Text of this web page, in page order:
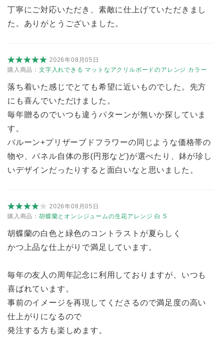
丁寧にご対応いただき、素敵に仕上げていただきまし
た。ありがとうございました。
2026年08月05日
購入商品： 文字入れできる マットなアクリルボードのアレンジ カラー
落ち着いた感じでとても希望に近いものでした。先方
にも喜んでいただけました。
毎年贈るのでいつも違うパターンが無いか探していま
す。
バルーン+プリザーブドフラワーの同じような価格帯の
物や、パネル自体の形(円形など)が選べたり、鉢が珍し
いデザインだったりすると面白いなと思いました。
2026年08月05日
購入商品： 胡蝶蘭とオンシジュームの生花アレンジ 白 S
胡蝶蘭の白色と緑色のコントラストが夏らしく
かつ上品な仕上がりで満足しています。
毎年の友人の周年記念に利用しておりますが、いつも
喜ばれています。
事前のイメージを再現してくださるので満足度の高い
仕上がりになるので
発注する方も楽しめます。